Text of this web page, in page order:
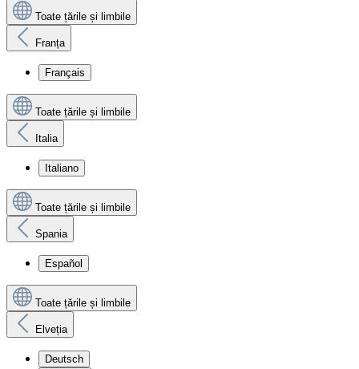
Toate țările și limbile
Franța
Français
Toate țările și limbile
Italia
Italiano
Toate țările și limbile
Spania
Español
Toate țările și limbile
Elveția
Deutsch